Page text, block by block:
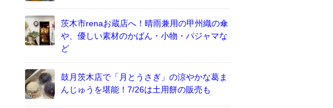
茨木市renaお蔵店へ！晴雨兼用の甲州織の傘
や、優しい素材のかばん・小物・パジャマな
ど
鼓月茨木店で「月とうさぎ」の涼やかな葛ま
んじゅうを堪能！7/26は土用餅の販売も